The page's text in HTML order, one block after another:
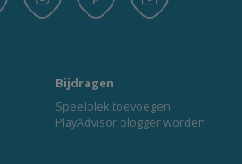
Bijdragen
Speelplek toevoegen
PlayAdvisor blogger worden